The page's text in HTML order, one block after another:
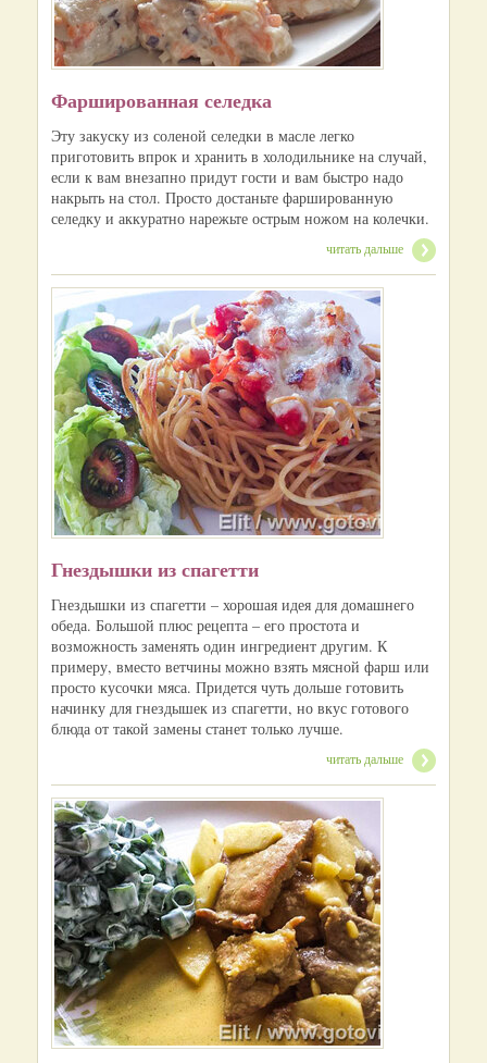
Фаршированная селедка
Эту закуску из соленой селедки в масле легко
приготовить впрок и хранить в холодильнике на случай,
если к вам внезапно придут гости и вам быстро надо
накрыть на стол. Просто достаньте фаршированную
селедку и аккуратно нарежьте острым ножом на колечки.
читать дальше
Гнездышки из спагетти
Гнездышки из спагетти – хорошая идея для домашнего
обеда. Большой плюс рецепта – его простота и
возможность заменять один ингредиент другим. К
примеру, вместо ветчины можно взять мясной фарш или
просто кусочки мяса. Придется чуть дольше готовить
начинку для гнездышек из спагетти, но вкус готового
блюда от такой замены станет только лучше.
читать дальше